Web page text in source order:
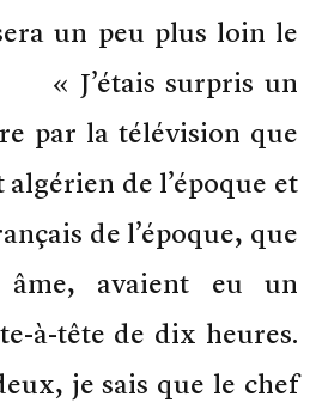
un peu plus loin le
« J’étais surpris un
par la télévision que
algérien de l’époque et
de l’époque, que
avaient eu un
à-tête de dix heures.
je sais que le chef